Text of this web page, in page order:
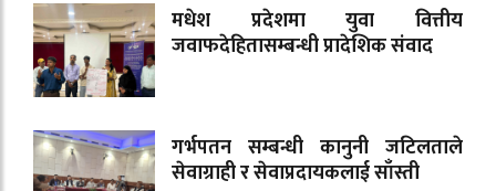
मधेश प्रदेशमा युवा वित्तीय
जवाफदेहितासम्बन्धी प्रादेशिक संवाद
गर्भपतन सम्बन्धी कानुनी जटिलताले
सेवाग्राही र सेवाप्रदायकलाई साँस्ती